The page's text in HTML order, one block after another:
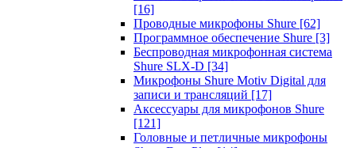
[16]
Проводные микрофоны Shure [62]
Программное обеспечение Shure [3]
Беспроводная микрофонная система
Shure SLX-D [34]
Микрофоны Shure Motiv Digital для
записи и трансляций [17]
Аксессуары для микрофонов Shure
[121]
Головные и петличные микрофоны